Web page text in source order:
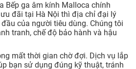
Bếp ga âm kính Malloca chính
đãi tại Hà Nội thì địa chỉ đại lý
của người tiêu dùng. Chúng tôi
tranh, chế độ bảo hành và hậu
mất thời gian chờ đợi. Dịch vụ lắp
bạn sử dụng đúng kỹ thuật, tránh